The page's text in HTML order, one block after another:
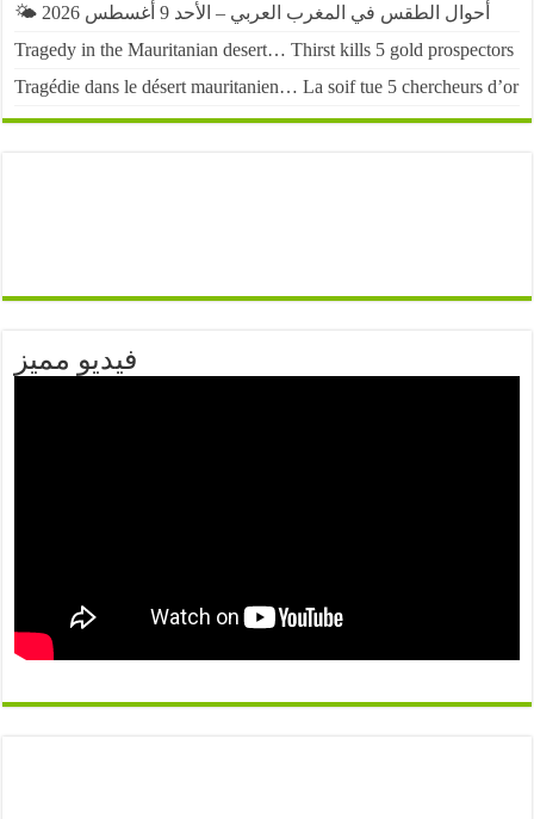
🌤️ أحوال الطقس في المغرب العربي – الأحد 9 أغسطس 2026
Tragedy in the Mauritanian desert… Thirst kills 5 gold prospectors
Tragédie dans le désert mauritanien… La soif tue 5 chercheurs d’or
فيديو مميز